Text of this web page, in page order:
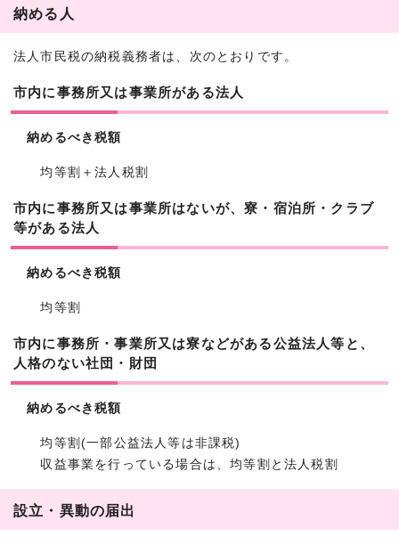
納める人
法人市民税の納税義務者は、次のとおりです。
市内に事務所又は事業所がある法人
納めるべき税額
均等割＋法人税割
市内に事務所又は事業所はないが、寮・宿泊所・クラブ
等がある法人
納めるべき税額
均等割
市内に事務所・事業所又は寮などがある公益法人等と、
人格のない社団・財団
納めるべき税額
均等割(一部公益法人等は非課税)
収益事業を行っている場合は、均等割と法人税割
設立・異動の届出